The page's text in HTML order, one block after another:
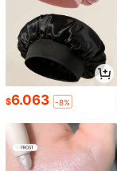
$6.063 -8%